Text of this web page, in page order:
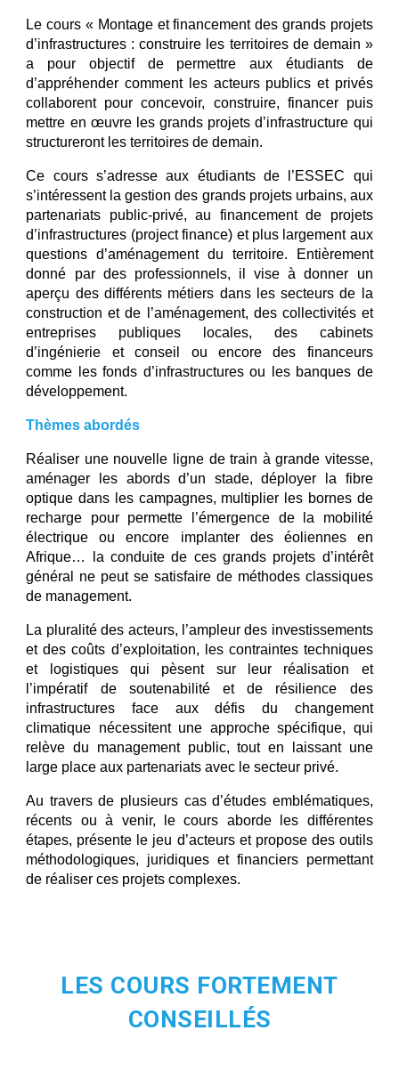
Le cours « Montage et financement des grands projets
d’infrastructures : construire les territoires de demain »
a pour objectif de permettre aux étudiants de
d’appréhender comment les acteurs publics et privés
collaborent pour concevoir, construire, financer puis
mettre en œuvre les grands projets d’infrastructure qui
structureront les territoires de demain.
Ce cours s’adresse aux étudiants de l’ESSEC qui
s’intéressent la gestion des grands projets urbains, aux
partenariats public-privé, au financement de projets
d’infrastructures (project finance) et plus largement aux
questions d’aménagement du territoire. Entièrement
donné par des professionnels, il vise à donner un
aperçu des différents métiers dans les secteurs de la
construction et de l’aménagement, des collectivités et
entreprises publiques locales, des cabinets
d’ingénierie et conseil ou encore des financeurs
comme les fonds d’infrastructures ou les banques de
développement.
Thèmes abordés
Réaliser une nouvelle ligne de train à grande vitesse,
aménager les abords d’un stade, déployer la fibre
optique dans les campagnes, multiplier les bornes de
recharge pour permette l’émergence de la mobilité
électrique ou encore implanter des éoliennes en
Afrique… la conduite de ces grands projets d’intérêt
général ne peut se satisfaire de méthodes classiques
de management.
La pluralité des acteurs, l’ampleur des investissements
et des coûts d’exploitation, les contraintes techniques
et logistiques qui pèsent sur leur réalisation et
l’impératif de soutenabilité et de résilience des
infrastructures face aux défis du changement
climatique nécessitent une approche spécifique, qui
relève du management public, tout en laissant une
large place aux partenariats avec le secteur privé.
Au travers de plusieurs cas d’études emblématiques,
récents ou à venir, le cours aborde les différentes
étapes, présente le jeu d’acteurs et propose des outils
méthodologiques, juridiques et financiers permettant
de réaliser ces projets complexes.
LES COURS FORTEMENT
CONSEILLÉS